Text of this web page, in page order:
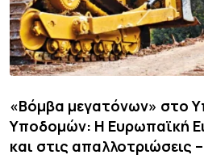
«Βόμβα μεγατόνων» στο
Υποδομών: Η Ευρωπαϊκή
και στις απαλλοτριώσεις